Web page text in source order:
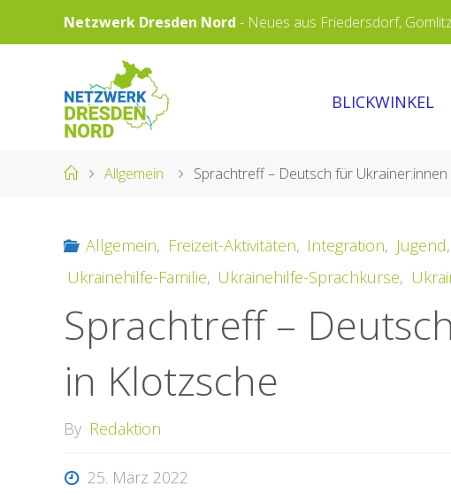
to
Netzwerk Dresden Nord - Neues aus Friedersdorf,
NORD
BLICKWINKEL
HomeAllgemein Sprachtreff – Deutsch für
Allgemein, Freizeit-Aktivitäten, Integration, Jugend,
Ukrainehilfe-Familie, Ukrainehilfe-Sprachkurse,
Sprachtreff –
in Klotzsche
By Redaktion
25. März 2022